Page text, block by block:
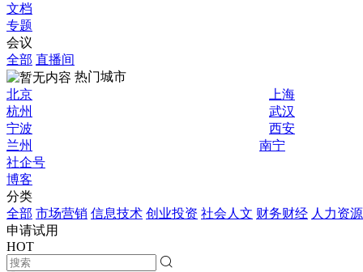
文档
专题
会议
全部 直播间
热门城市
北京
上海
杭州
武汉
宁波
西安
兰州
南宁
社企号
博客
分类
全部 市场营销 信息技术 创业投资 社会人文 财务财经 人力资源
申请试用
HOT